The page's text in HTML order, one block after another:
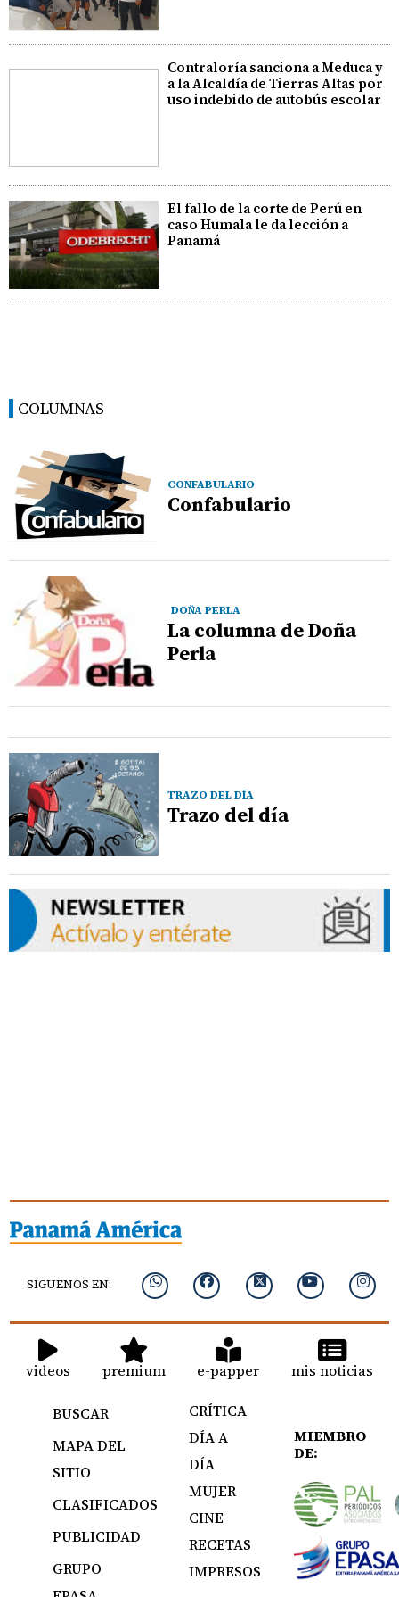
Contraloría sanciona a Meduca y
a la Alcaldía de Tierras Altas por
uso indebido de autobús escolar
El fallo de la corte de Perú en
caso Humala le da lección a
Panamá
COLUMNAS
CONFABULARIO
Confabulario
DOÑA PERLA
La columna de Doña
Perla
TRAZO DEL DÍA
Trazo del día
SIGUENOS EN:
videos premium e-papper mis noticias
BUSCAR
MAPA DEL
SITIO
CLASIFICADOS
PUBLICIDAD
GRUPO
CRÍTICA
DÍA A
DÍA
MUJER
CINE
RECETAS
IMPRESOS
MIEMBRO
DE: